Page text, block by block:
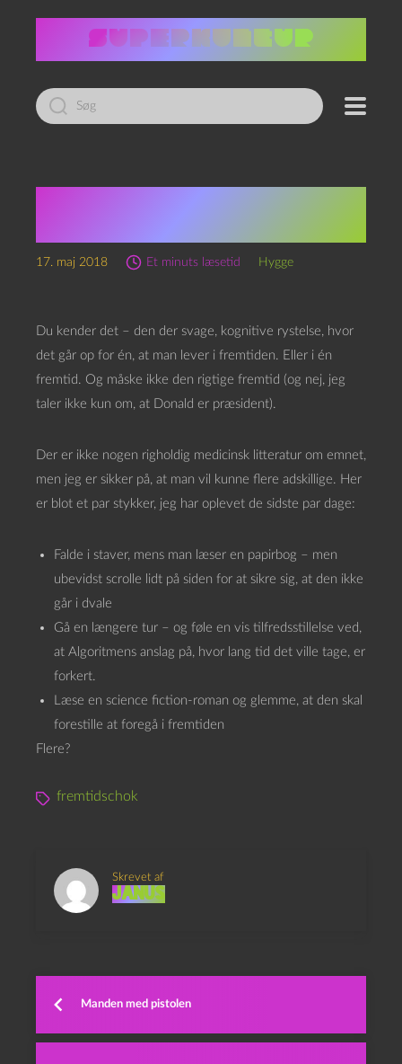
Led
efter:
17. maj 2018 Et minuts læsetid Hygge
Du kender det – den der svage, kognitive rystelse, hvor
det går op for én, at man lever i fremtiden. Eller i én
fremtid. Og måske ikke den rigtige fremtid (og nej, jeg
taler ikke kun om, at Donald er præsident).
Der er ikke nogen righoldig medicinsk litteratur om emnet,
men jeg er sikker på, at man vil kunne flere adskillige. Her
er blot et par stykker, jeg har oplevet de sidste par dage:
Falde i staver, mens man læser en papirbog – men
ubevidst scrolle lidt på siden for at sikre sig, at den ikke
går i dvale
Gå en længere tur – og føle en vis tilfredsstillelse ved,
at Algoritmens anslag på, hvor lang tid det ville tage, er
forkert.
Læse en science fiction-roman og glemme, at den skal
forestille at foregå i fremtiden
Flere?
fremtidschok
Skrevet af
Janus
Manden med pistolen